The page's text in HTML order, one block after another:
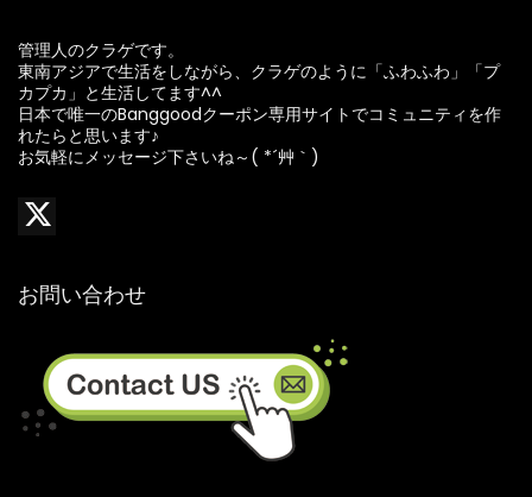
管理人のクラゲです。
東南アジアで生活をしながら、クラゲのように「ふわふわ」「プ
カプカ」と生活してます^^
日本で唯一のBanggoodクーポン専用サイトでコミュニティを作
れたらと思います♪
お気軽にメッセージ下さいね～( *´艸｀)
お問い合わせ